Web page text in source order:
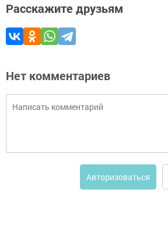
Расскажите друзьям
Нет комментариев
Авторизоваться